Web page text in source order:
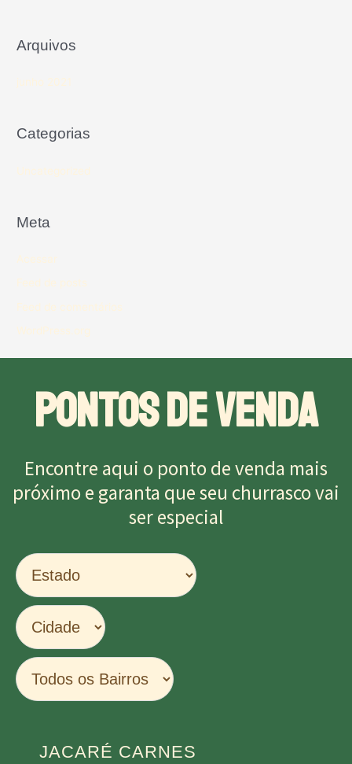
Arquivos
junho 2021
Categorias
Uncategorized
Meta
Acessar
Feed de posts
Feed de comentários
WordPress.org
PONTOS DE VENDA
Encontre aqui o ponto de venda mais
próximo e garanta que seu churrasco vai
ser especial
JACARÉ CARNES